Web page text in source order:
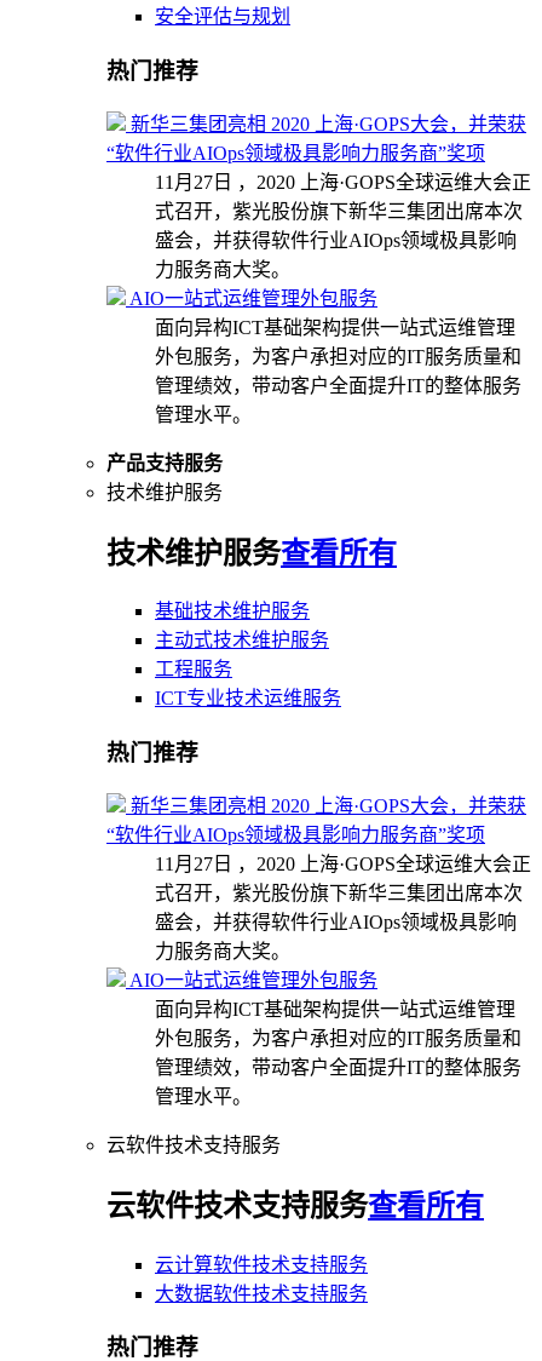
安全评估与规划
热门推荐
新华三集团亮相 2020 上海·GOPS大会，并荣获
“软件行业AIOps领域极具影响力服务商”奖项
11月27日 ，2020 上海·GOPS全球运维大会正
式召开，紫光股份旗下新华三集团出席本次
盛会，并获得软件行业AIOps领域极具影响
力服务商大奖。
AIO一站式运维管理外包服务
面向异构ICT基础架构提供一站式运维管理
外包服务，为客户承担对应的IT服务质量和
管理绩效，带动客户全面提升IT的整体服务
管理水平。
产品支持服务
技术维护服务
技术维护服务查看所有
基础技术维护服务
主动式技术维护服务
工程服务
ICT专业技术运维服务
热门推荐
新华三集团亮相 2020 上海·GOPS大会，并荣获
“软件行业AIOps领域极具影响力服务商”奖项
11月27日 ，2020 上海·GOPS全球运维大会正
式召开，紫光股份旗下新华三集团出席本次
盛会，并获得软件行业AIOps领域极具影响
力服务商大奖。
AIO一站式运维管理外包服务
面向异构ICT基础架构提供一站式运维管理
外包服务，为客户承担对应的IT服务质量和
管理绩效，带动客户全面提升IT的整体服务
管理水平。
云软件技术支持服务
云软件技术支持服务查看所有
云计算软件技术支持服务
大数据软件技术支持服务
热门推荐